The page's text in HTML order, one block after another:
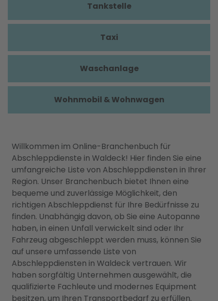
Willkommen im Online-Branchenbuch für
Abschleppdienste in Waldeck! Hier finden Sie eine
umfangreiche Liste von Abschleppdiensten in Ihrer
Region. Unser Branchenbuch bietet Ihnen eine
bequeme und zuverlässige Möglichkeit, den
richtigen Abschleppdienst für Ihre Bedürfnisse zu
finden. Unabhängig davon, ob Sie eine Autopanne
haben, in einen Unfall verwickelt sind oder Ihr
Fahrzeug abgeschleppt werden muss, können Sie
auf unsere umfassende Liste von
Abschleppdiensten in Waldeck vertrauen. Wir
haben sorgfältig Unternehmen ausgewählt, die
qualifizierte Fachleute und modernes Equipment
besitzen, um Ihren Transportbedarf zu erfüllen.
Tankstelle
Taxi
Waschanlage
Wohnmobil & Wohnwagen